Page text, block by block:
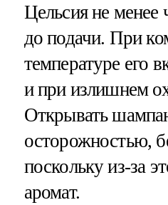
Цельсия не менее
до подачи. При
температуре его
и при излишнем
Открывать
осторожностью,
поскольку из-за
аромат.